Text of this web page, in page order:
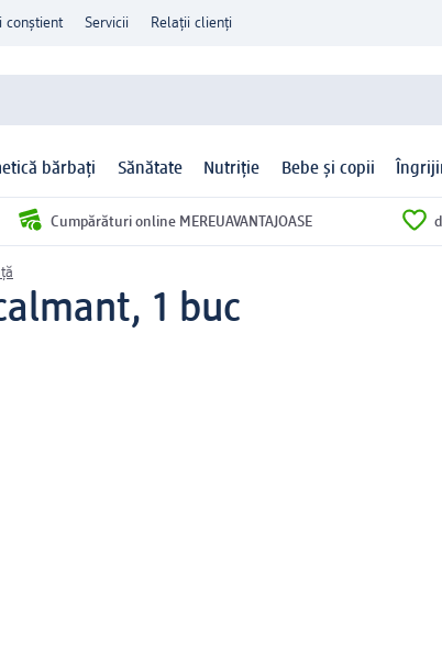
conștient Servicii Relații clienți
bărbați Sănătate Nutriție Bebe și copii
Cumpărături online MEREUAVANTAJOASE
1 buc